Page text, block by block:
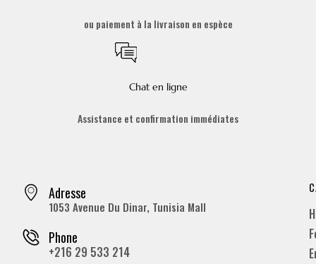
ou paiement à la livraison en espèce
Chat en ligne
Assistance et confirmation immédiates
Adresse
1053 Avenue Du Dinar, Tunisia Mall
Phone
+216 29 533 214